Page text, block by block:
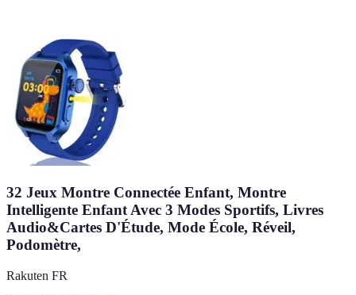
32 Jeux Montre Connectée Enfant, Montre
Intelligente Enfant Avec 3 Modes Sportifs, Livres
Audio&Cartes D'Étude, Mode École, Réveil,
Podomètre,
Rakuten FR